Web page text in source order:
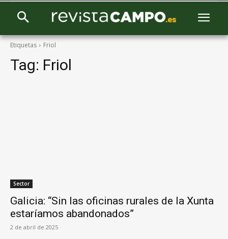
Etiquetas Friol
Tag: Friol
Sector
Galicia: “Sin las oficinas rurales de la Xunta
estaríamos abandonados”
2 de abril de 2025